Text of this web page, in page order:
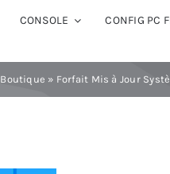
CONSOLE CONFIG PC
Boutique » Forfait Mis à Jour